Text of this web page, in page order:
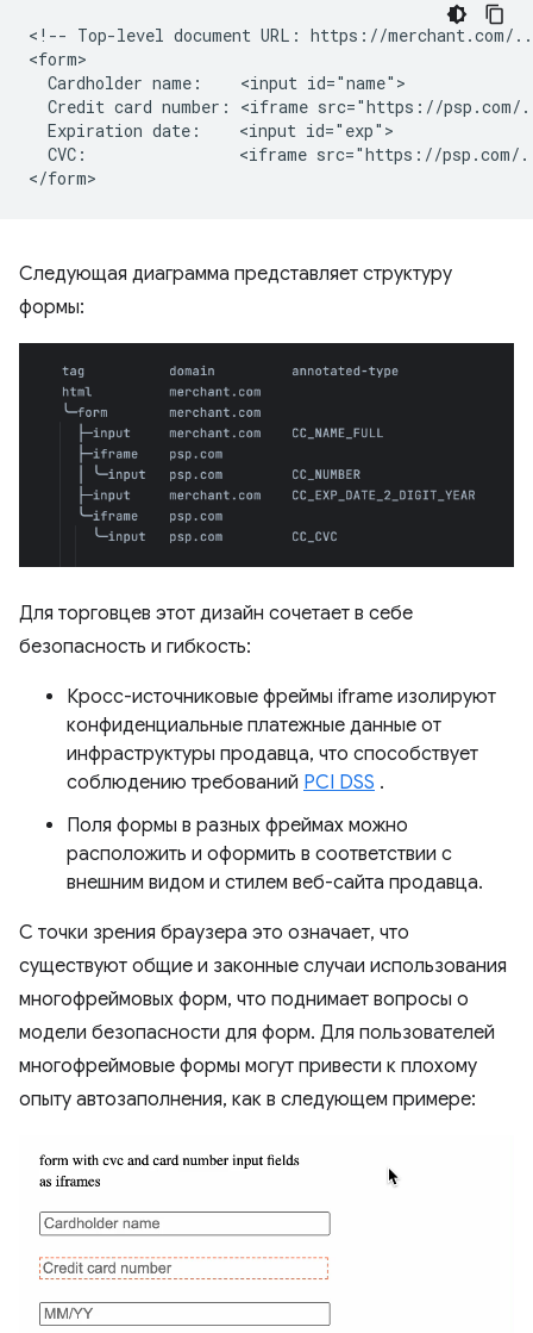
<!-- Top-level document URL: https://
<form>
  Cardholder name:    <input id="name">
Credit card number: <iframe src="https://psp.com/
  Expiration date:    <input id="exp">
CVC:                <iframe src="https://psp.com/
Следующая диаграмма представляет структуру
формы:
Для торговцев этот дизайн сочетает в себе
безопасность и гибкость:
Кросс-источниковые фреймы iframe изолируют
конфиденциальные платежные данные от
инфраструктуры продавца, что способствует
соблюдению требований PCI DSS .
Поля формы в разных фреймах можно
расположить и оформить в соответствии с
внешним видом и стилем веб-сайта продавца.
С точки зрения браузера это означает, что
существуют общие и законные случаи использования
многофреймовых форм, что поднимает вопросы о
модели безопасности для форм. Для пользователей
многофреймовые формы могут привести к плохому
опыту автозаполнения, как в следующем примере: